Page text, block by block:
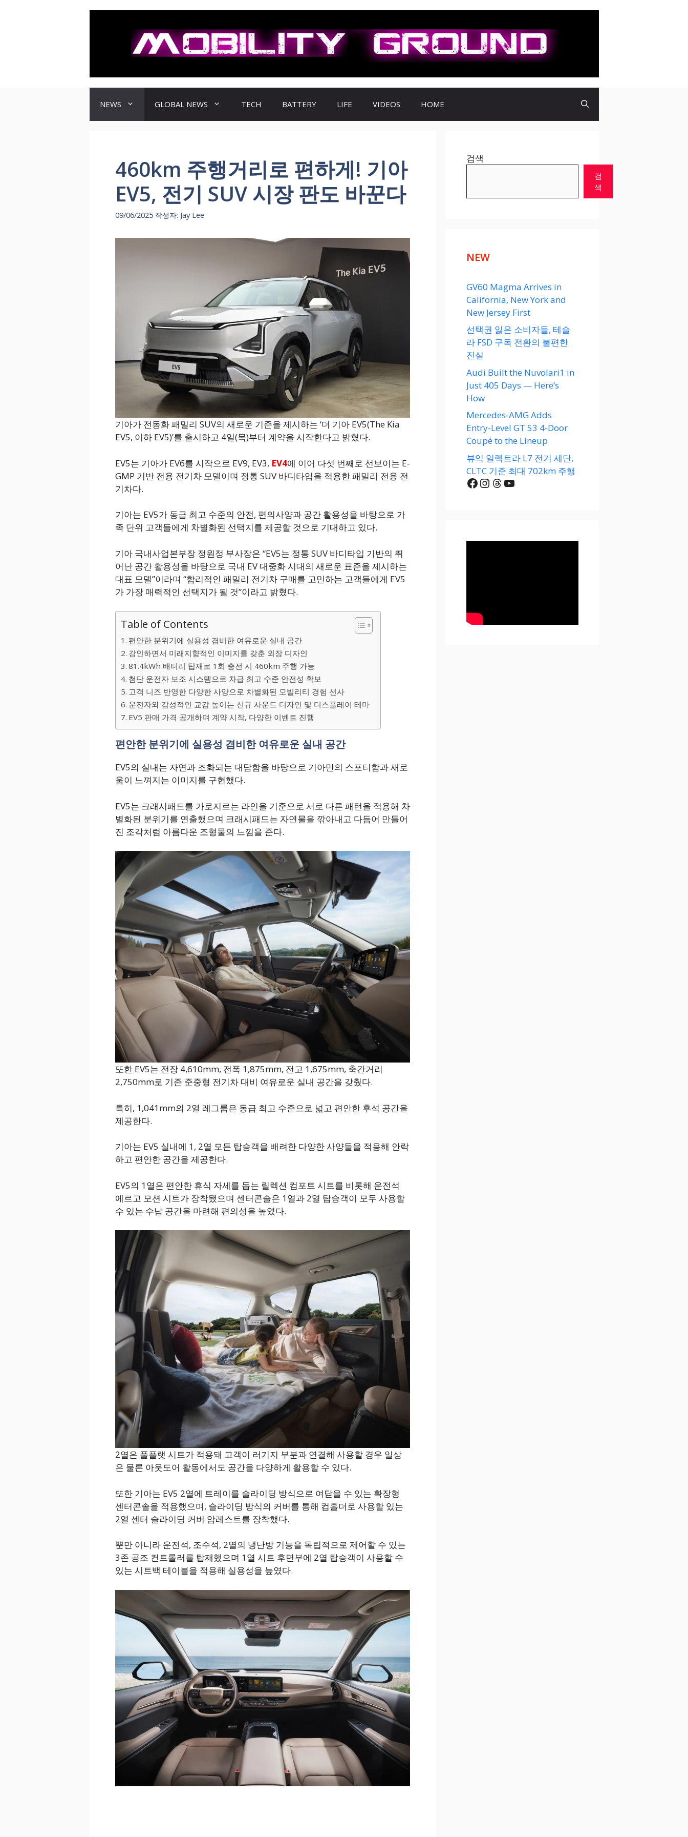
NEWS GLOBAL NEWS TECH BATTERY LIFE VIDEOS HOME
460km 주행거리로 편하게! 기아
EV5, 전기 SUV 시장 판도 바꾼다
09/06/2025 작성자: Jay Lee
기아가 전동화 패밀리 SUV의 새로운 기준을 제시하는 ‘더 기아 EV5(The Kia
EV5, 이하 EV5)’를 출시하고 4일(목)부터 계약을 시작한다고 밝혔다.
EV5는 기아가 EV6를 시작으로 EV9, EV3, EV4에 이어 다섯 번째로 선보이는 E-
GMP 기반 전용 전기차 모델이며 정통 SUV 바디타입을 적용한 패밀리 전용 전
기차다.
기아는 EV5가 동급 최고 수준의 안전, 편의사양과 공간 활용성을 바탕으로 가
족 단위 고객들에게 차별화된 선택지를 제공할 것으로 기대하고 있다.
기아 국내사업본부장 정원정 부사장은 “EV5는 정통 SUV 바디타입 기반의 뛰
어난 공간 활용성을 바탕으로 국내 EV 대중화 시대의 새로운 표준을 제시하는
대표 모델”이라며 “합리적인 패밀리 전기차 구매를 고민하는 고객들에게 EV5
가 가장 매력적인 선택지가 될 것”이라고 밝혔다.
Table of Contents
편안한 분위기에 실용성 겸비한 여유로운 실내 공간
강인하면서 미래지향적인 이미지를 갖춘 외장 디자인
81.4kWh 배터리 탑재로 1회 충전 시 460km 주행 가능
첨단 운전자 보조 시스템으로 차급 최고 수준 안전성 확보
고객 니즈 반영한 다양한 사양으로 차별화된 모빌리티 경험 선사
운전자와 감성적인 교감 높이는 신규 사운드 디자인 및 디스플레이 테마
EV5 판매 가격 공개하며 계약 시작, 다양한 이벤트 진행
편안한 분위기에 실용성 겸비한 여유로운 실내 공간
EV5의 실내는 자연과 조화되는 대담함을 바탕으로 기아만의 스포티함과 새로
움이 느껴지는 이미지를 구현했다.
EV5는 크래시패드를 가로지르는 라인을 기준으로 서로 다른 패턴을 적용해 차
별화된 분위기를 연출했으며 크래시패드는 자연물을 깎아내고 다듬어 만들어
진 조각처럼 아름다운 조형물의 느낌을 준다.
또한 EV5는 전장 4,610mm, 전폭 1,875mm, 전고 1,675mm, 축간거리
2,750mm로 기존 준중형 전기차 대비 여유로운 실내 공간을 갖췄다.
특히, 1,041mm의 2열 레그룸은 동급 최고 수준으로 넓고 편안한 후석 공간을
제공한다.
기아는 EV5 실내에 1, 2열 모든 탑승객을 배려한 다양한 사양들을 적용해 안락
하고 편안한 공간을 제공한다.
EV5의 1열은 편안한 휴식 자세를 돕는 릴렉션 컴포트 시트를 비롯해 운전석
에르고 모션 시트가 장착됐으며 센터콘솔은 1열과 2열 탑승객이 모두 사용할
수 있는 수납 공간을 마련해 편의성을 높였다.
2열은 풀플랫 시트가 적용돼 고객이 러기지 부분과 연결해 사용할 경우 일상
은 물론 아웃도어 활동에서도 공간을 다양하게 활용할 수 있다.
또한 기아는 EV5 2열에 트레이를 슬라이딩 방식으로 여닫을 수 있는 확장형
센터콘솔을 적용했으며, 슬라이딩 방식의 커버를 통해 컵홀더로 사용할 있는
2열 센터 슬라이딩 커버 암레스트를 장착했다.
뿐만 아니라 운전석, 조수석, 2열의 냉난방 기능을 독립적으로 제어할 수 있는
3존 공조 컨트롤러를 탑재했으며 1열 시트 후면부에 2열 탑승객이 사용할 수
있는 시트백 테이블을 적용해 실용성을 높였다.
검색
검
색
NEW
GV60 Magma Arrives in
California, New York and
New Jersey First
선택권 잃은 소비자들, 테슬
라 FSD 구독 전환의 불편한
진실
Audi Built the Nuvolari1 in
Just 405 Days — Here’s
How
Mercedes-AMG Adds
Entry-Level GT 53 4-Door
Coupé to the Lineup
뷰익 일렉트라 L7 전기 세단,
CLTC 기준 최대 702km 주행
Facebook
Instagram
Threads
YouTube